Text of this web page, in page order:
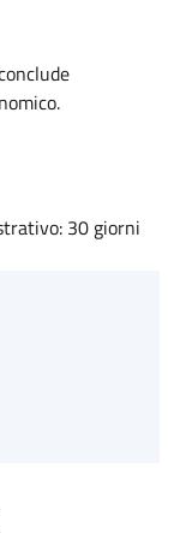
30 giorni